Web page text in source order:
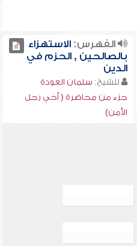
الفهرس:الاستهزاء
بالصالحين , الحزم في
الدين
للشيخ: سلمان العودة
جزء من محاضرة ( أخي رجل
الأمن)